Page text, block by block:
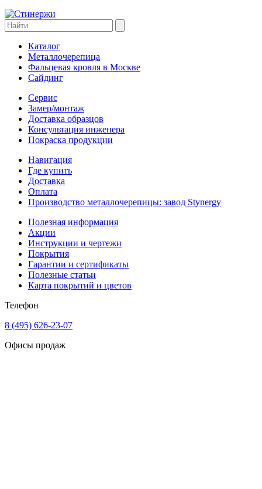
Каталог
Металлочерепица
Фальцевая кровля в Москве
Сайдинг
Сервис
Замер/монтаж
Доставка образцов
Консультация инженера
Покраска продукции
Навигация
Где купить
Доставка
Оплата
Производство металлочерепицы: завод Stynergy
Полезная информация
Акции
Инструкции и чертежи
Покрытия
Гарантии и сертификаты
Полезные статьи
Карта покрытий и цветов
Телефон
8 (495) 626-23-07
Офисы продаж